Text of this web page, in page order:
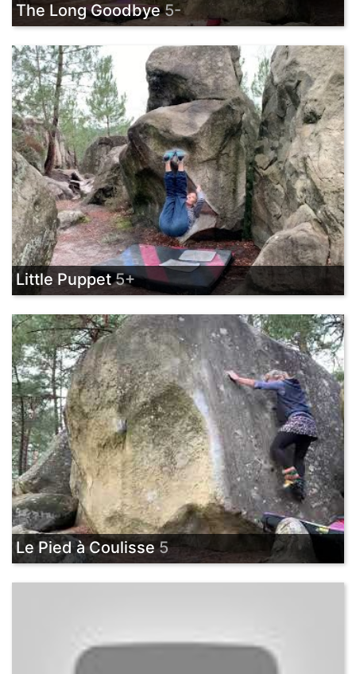
The Long Goodbye5-
Little Puppet5+
Le Pied à Coulisse5